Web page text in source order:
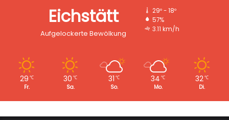
Eichstätt
Aufgelockerte Bewölkung
29º - 18º
57%
3.11 km/h
29 ℃
Fr.
30 ℃
Sa.
31 ℃
So.
34 ℃
Mo.
32℃
Di.